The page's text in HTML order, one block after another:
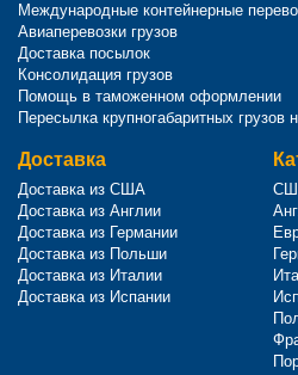
Международные контейнерные
Авиаперевозки грузов
Доставка посылок
Консолидация грузов
Помощь в таможенном оформлении
Пересылка крупногабаритных грузов
Доставка
Доставка из США
Доставка из Англии
Доставка из Германии
Доставка из Польши
Доставка из Италии
Доставка из Испании